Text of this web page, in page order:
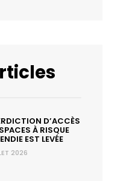
D’ACCÈS
À RISQUE
EST LEVÉE
2026